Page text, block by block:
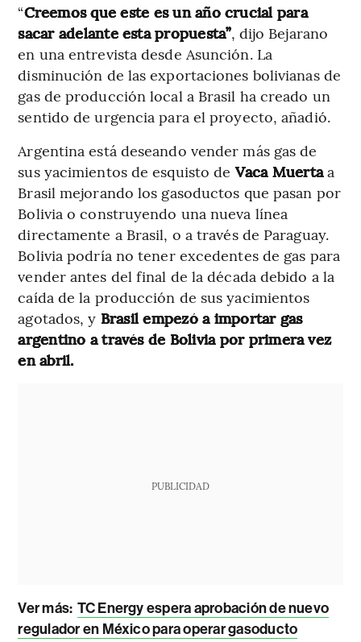
“Creemos que este es un año crucial para
sacar adelante esta propuesta”, dijo Bejarano
en una entrevista desde Asunción. La
disminución de las exportaciones bolivianas de
gas de producción local a Brasil ha creado un
sentido de urgencia para el proyecto, añadió.
Argentina está deseando vender más gas de
sus yacimientos de esquisto deVaca Muertaa
Brasil mejorando los gasoductos que pasan por
Bolivia o construyendo una nueva línea
directamente a Brasil, o a través de Paraguay.
Bolivia podría no tener excedentes de gas para
vender antes del final de la década debido a la
caída de la producción de sus yacimientos
agotados, y Brasil empezó a importar gas
argentino a través de Bolivia por primera vez
en abril.
PUBLICIDAD
Ver más: TC Energy espera aprobación de nuevo
regulador en México para operar gasoducto